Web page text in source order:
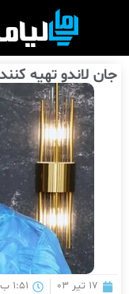
جان لاندو تهیه
۱۷ تیر ۰۳ ۱:۵۱ ب٫ظ